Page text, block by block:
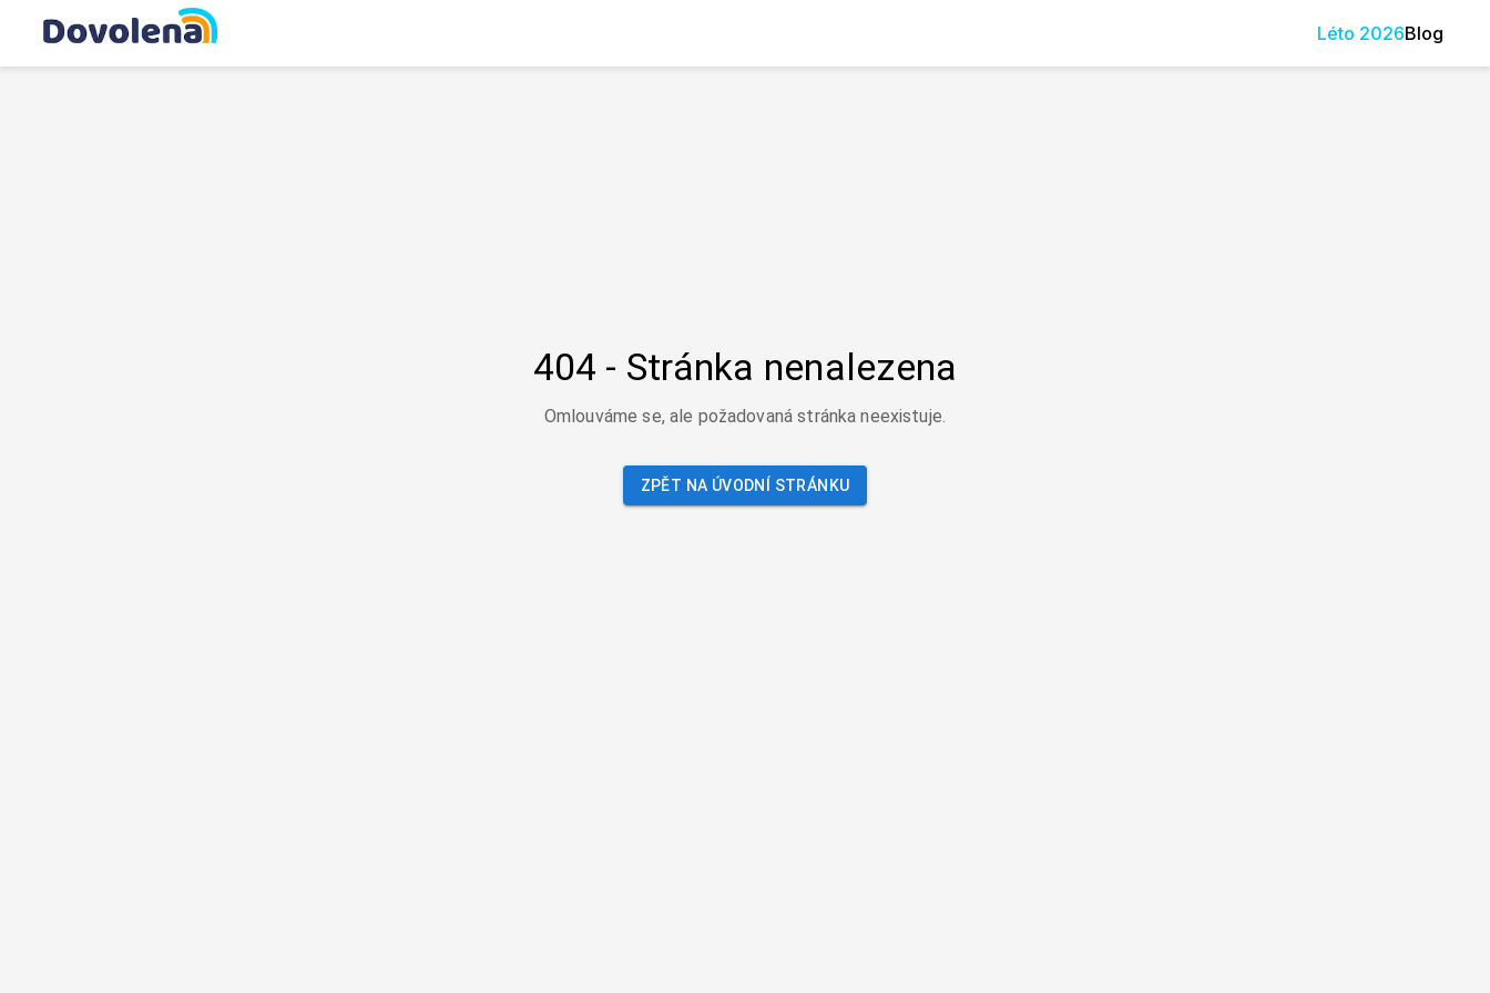
Léto 2026Blog
404 - Stránka nenalezena
Omlouváme se, ale požadovaná stránka neexistuje.
ZPĚT NA ÚVODNÍ STRÁNKU